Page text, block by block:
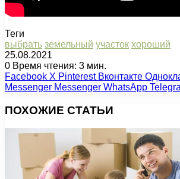
Теги
выбрать земельный участок хороший
25.08.2021
0 Время чтения: 3 мин.
Facebook X Pinterest Вконтакте
Messenger Messenger WhatsApp
ПОХОЖИЕ СТАТЬИ